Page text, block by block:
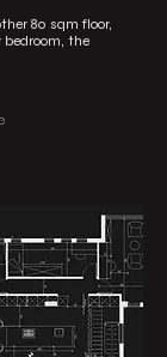
80 sqm floor,
the